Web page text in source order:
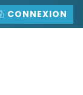
CONNEXION